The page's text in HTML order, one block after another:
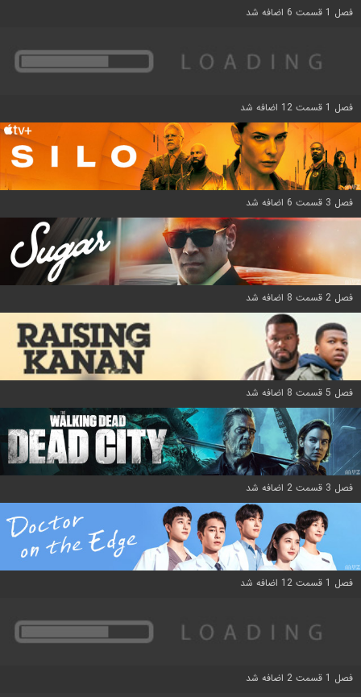
فصل 1 قسمت 6 اضافه شد
فصل 1 قسمت 12 اضافه شد
فصل 3 قسمت 6 اضافه شد
فصل 2 قسمت 8 اضافه شد
فصل 5 قسمت 8 اضافه شد
فصل 3 قسمت 2 اضافه شد
فصل 1 قسمت 12 اضافه شد
فصل 1 قسمت 2 اضافه شد